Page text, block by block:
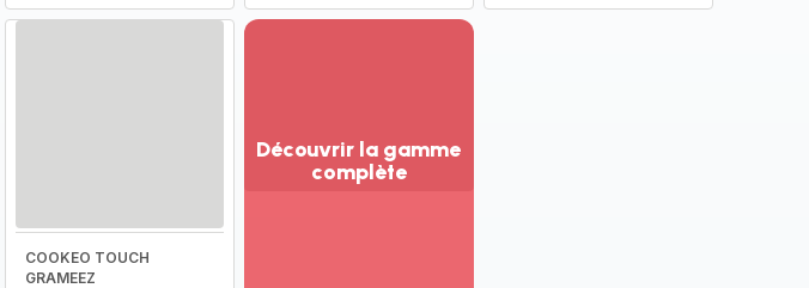
COOKEO TOUCH
GRAMEEZ
Découvrir la gamme
complète